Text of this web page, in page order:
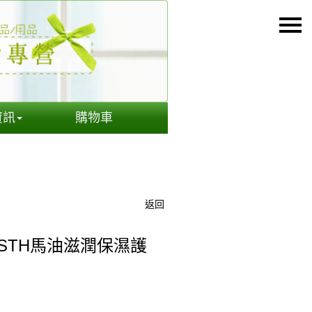
訊 購物車
返回
馬油滋潤保濕護